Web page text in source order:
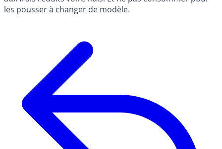
les pousser à changer de modèle.